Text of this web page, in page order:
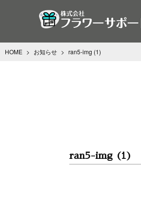
HOME > お知らせ > ran5-img (1)
ran5-img (1)